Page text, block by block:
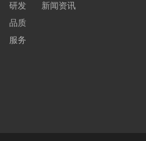
研发
品质
服务
新闻资讯